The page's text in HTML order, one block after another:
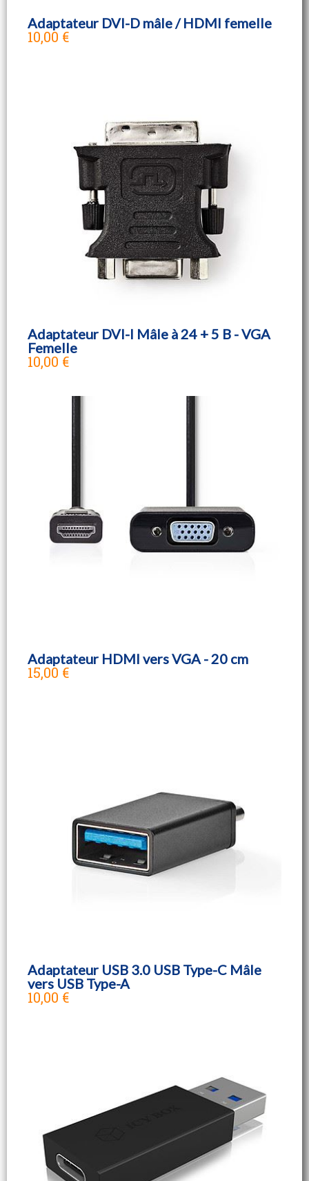
Adaptateur DVI-D mâle / HDMI femelle
10,00 €
Adaptateur DVI-I Mâle à 24 + 5 B - VGA
Femelle
10,00 €
Adaptateur HDMI vers VGA - 20 cm
15,00 €
Adaptateur USB 3.0 USB Type-C Mâle
vers USB Type-A
10,00 €